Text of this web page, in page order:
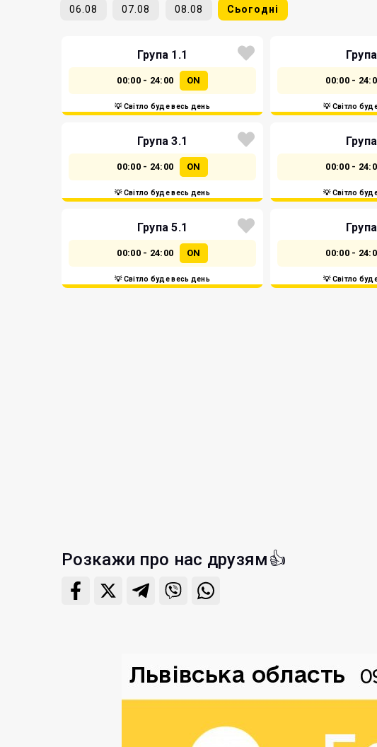
06.08 07.08 08.08 Сьогодні
Група 1.1
00:00 - 24:00 ON
💡 Світло буде весь день
00:00 -
💡 Світло
Група 3.1
00:00 - 24:00 ON
💡 Світло буде весь день
00:00 -
💡 Світло
Група 5.1
00:00 - 24:00 ON
💡 Світло буде весь день
00:00 -
💡 Світло
Розкажи про нас друзям👍